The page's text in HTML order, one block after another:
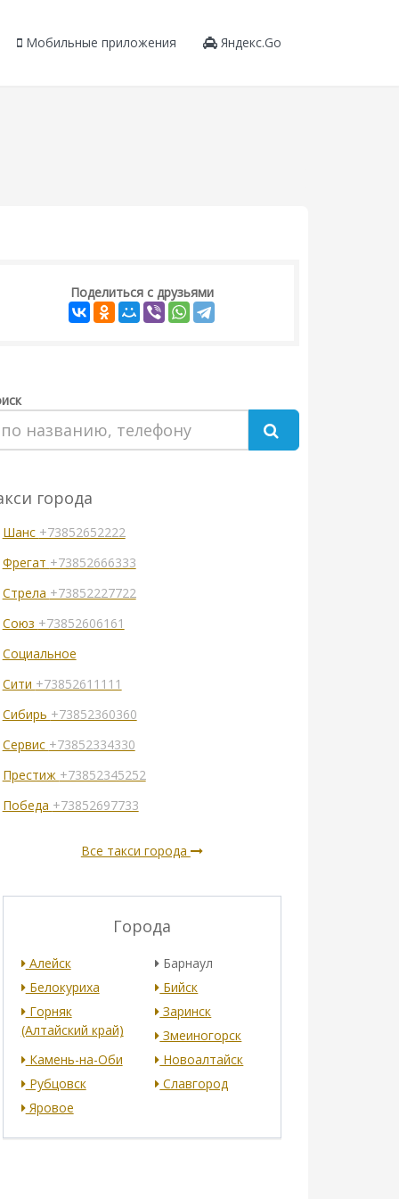
Мобильные приложения Яндекс.Go
Поделиться с друзьями
города
Шанс +73852652222
Фрегат +73852666333
Стрела +73852227722
Союз +73852606161
Социальное
Сити +73852611111
Сибирь +73852360360
Сервис +73852334330
Престиж +73852345252
Победа +73852697733
Все такси города
Города
Алейск
Барнаул
Белокуриха
Бийск
Горняк
(Алтайский край)
Заринск
Змеиногорск
Камень-на-Оби
Новоалтайск
Рубцовск
Славгород
Яровое